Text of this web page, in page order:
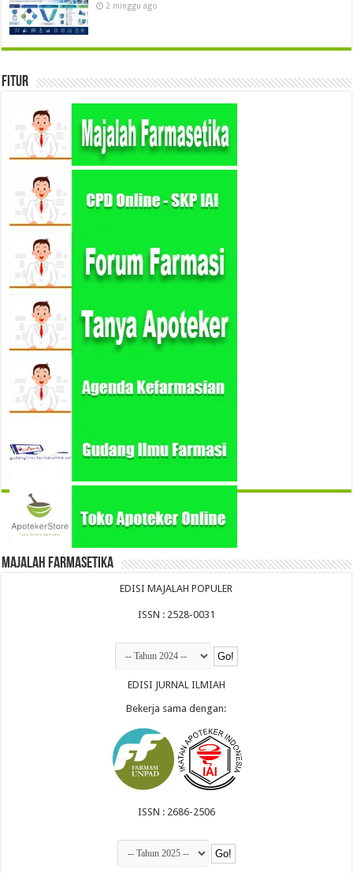
2 minggu ago
Fitur
Majalah Farmasetika
EDISI MAJALAH POPULER
ISSN : 2528-0031
EDISI JURNAL ILMIAH
Bekerja sama dengan:
ISSN : 2686-2506